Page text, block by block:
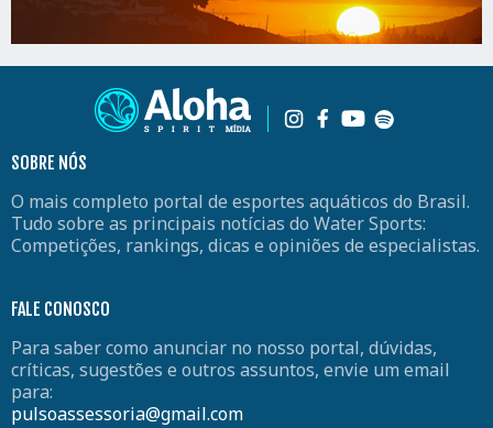
SOBRE NÓS
O mais completo portal de esportes aquáticos do Brasil.
Tudo sobre as principais notícias do Water Sports:
Competições, rankings, dicas e opiniões de especialistas.
FALE CONOSCO
Para saber como anunciar no nosso portal, dúvidas,
críticas, sugestões e outros assuntos, envie um email
para:
pulsoassessoria@gmail.com